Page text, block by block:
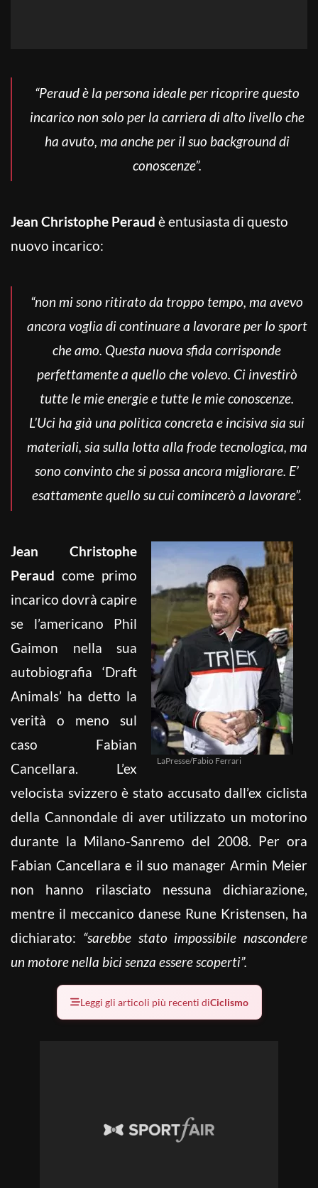
“Peraud è la persona ideale per ricoprire questo
incarico non solo per la carriera di alto livello che
ha avuto, ma anche per il suo background di
conoscenze”.
Jean Christophe Peraud è entusiasta di questo
nuovo incarico:
“non mi sono ritirato da troppo tempo, ma avevo
ancora voglia di continuare a lavorare per lo sport
che amo. Questa nuova sfida corrisponde
perfettamente a quello che volevo. Ci investirò
tutte le mie energie e tutte le mie conoscenze.
L’Uci ha già una politica concreta e incisiva sia sui
materiali, sia sulla lotta alla frode tecnologica, ma
sono convinto che si possa ancora migliorare. E’
esattamente quello su cui comincerò a lavorare”.
LaPresse/Fabio Ferrari
Jean Christophe
Peraud come primo
incarico dovrà capire
se l’americano Phil
Gaimon nella sua
autobiografia ‘Draft
Animals’ ha detto la
verità o meno sul
caso Fabian
Cancellara. L’ex
velocista svizzero è stato accusato dall’ex ciclista
della Cannondale di aver utilizzato un motorino
durante la Milano-Sanremo del 2008. Per ora
Fabian Cancellara e il suo manager Armin Meier
non hanno rilasciato nessuna dichiarazione,
mentre il meccanico danese Rune Kristensen, ha
dichiarato: “sarebbe stato impossibile nascondere
un motore nella bici senza essere scoperti”.
Leggi gli articoli più recenti diCiclismo